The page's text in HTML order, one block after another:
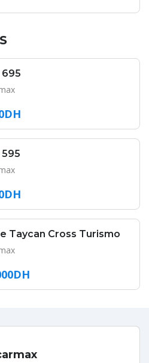
Taycan Cross Turismo